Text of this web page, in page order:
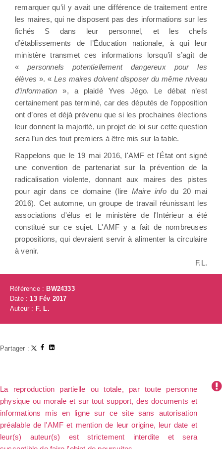
remarquer qu’il y avait une différence de traitement entre
les maires, qui ne disposent pas des informations sur les
fichés S dans leur personnel, et les chefs
d’établissements de l’Éducation nationale, à qui leur
ministère transmet ces informations lorsqu’il s’agit de
«personnels potentiellement dangereux pour les
élèves ». «Les maires doivent disposer du même niveau
d’information », a plaidé Yves Jégo. Le débat n’est
certainement pas terminé, car des députés de l’opposition
ont d’ores et déjà prévenu que si les prochaines élections
leur donnent la majorité, un projet de loi sur cette question
sera l’un des tout premiers à être mis sur la table.
Rappelons que le 19 mai 2016, l'AMF et l'État ont signé
une convention de partenariat sur la prévention de la
radicalisation violente, donnant aux maires des pistes
pour agir dans ce domaine (lire Maire infodu 20 mai
2016). Cet automne, un groupe de travail réunissant les
associations d'élus et le ministère de l'Intérieur a été
constitué sur ce sujet. L'AMF y a fait de nombreuses
propositions, qui devraient servir à alimenter la circulaire
à venir.
F.L.
Référence :BW24333
Date : 13 Fév 2017
Auteur : F. L.
Partager :
La reproduction partielle ou totale, par toute personne
physique ou morale et sur tout support, des documents et
informations mis en ligne sur ce site sans autorisation
préalable de l'AMF et mention de leur origine, leur date et
leur(s) auteur(s) est strictement interdite et sera